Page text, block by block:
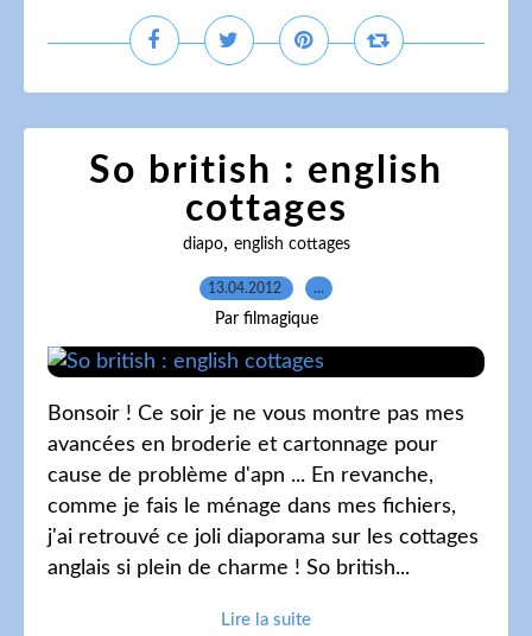
So british : english
cottages
diapo, english cottages
13.04.2012 …
Par filmagique
Bonsoir ! Ce soir je ne vous montre pas mes
avancées en broderie et cartonnage pour
cause de problème d'apn ... En revanche,
comme je fais le ménage dans mes fichiers,
j'ai retrouvé ce joli diaporama sur les cottages
anglais si plein de charme ! So british...
Lire la suite